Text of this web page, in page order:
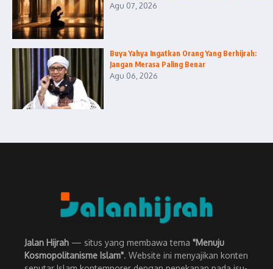
Agu 07, 2026
Buya Yahya Ingatkan Orang Yang Berhijrah:
Jangan Merasa Paling Benar
Agu 06, 2026
Jalan Hijrah — situs yang membawa tema "Menuju
Kosmopolitanisme Islam". Website ini menyajikan konten